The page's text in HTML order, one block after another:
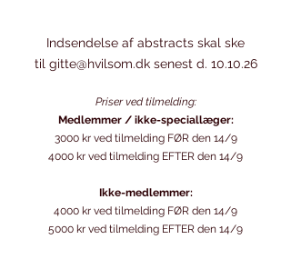
Indsendelse af abstracts skal ske
til gitte@hvilsom.dksenest d. 10.10.26
Priser ved tilmelding:
Medlemmer / ikke-speciallæger:
3000 kr ved tilmelding FØR den 14/9
4000 kr ved tilmelding EFTER den 14/9
Ikke-medlemmer:
4000 kr ved tilmelding FØR den 14/9
5000 kr ved tilmelding EFTER den 14/9